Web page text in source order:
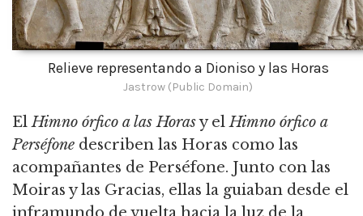
Relieve representando a Dioniso y las Horas
Jastrow (Public Domain)
ElHimno órfico a las Horasy elHimno órfico a
Perséfone describen las Horas como las
acompañantes de Perséfone. Junto con las
Moiras y las Gracias, ellas la guiaban desde el